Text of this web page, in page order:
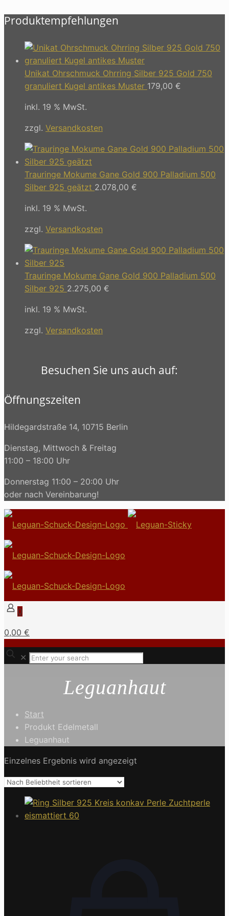
Produktempfehlungen
Unikat Ohrschmuck Ohrring Silber 925 Gold 750
granuliert Kugel antikes Muster 179,00 €
inkl. 19 % MwSt.
zzgl. Versandkosten
Trauringe Mokume Gane Gold 900 Palladium 500
Silber 925 geätzt 2.078,00 €
inkl. 19 % MwSt.
zzgl. Versandkosten
Trauringe Mokume Gane Gold 900 Palladium 500
Silber 925 2.275,00 €
inkl. 19 % MwSt.
zzgl. Versandkosten
Besuchen Sie uns auch auf:
Öffnungszeiten
Hildegardstraße 14, 10715 Berlin
Dienstag, Mittwoch & Freitag
11:00 – 18:00 Uhr
Donnerstag 11:00 – 20:00 Uhr
oder nach Vereinbarung!
0
0,00 €
✕
Leguanhaut
Start
Produkt Edelmetall
Leguanhaut
Einzelnes Ergebnis wird angezeigt